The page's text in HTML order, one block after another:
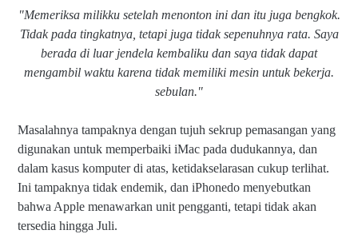
"Memeriksa milikku setelah menonton ini dan itu juga bengkok.
Tidak pada tingkatnya, tetapi juga tidak sepenuhnya rata. Saya
berada di luar jendela kembaliku dan saya tidak dapat
mengambil waktu karena tidak memiliki mesin untuk bekerja.
sebulan."
Masalahnya tampaknya dengan tujuh sekrup pemasangan yang
digunakan untuk memperbaiki iMac pada dudukannya, dan
dalam kasus komputer di atas, ketidakselarasan cukup terlihat.
Ini tampaknya tidak endemik, dan iPhonedo menyebutkan
bahwa Apple menawarkan unit pengganti, tetapi tidak akan
tersedia hingga Juli.